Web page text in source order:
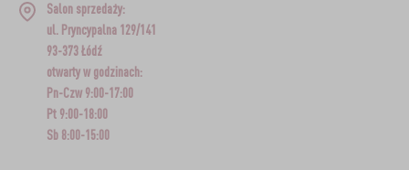
Salon sprzedaży:
ul. Pryncypalna 129/141
93-373 Łódź
otwarty w godzinach:
Pn-Czw 9:00-17:00
Pt 9:00-18:00
Sb 8:00-15:00